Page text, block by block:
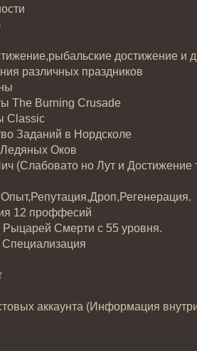
достижение и
различных праздников
The Burning Crusade
Classic
Заданий в Нордсколе
Оков
(Слабовато но Лут и Достижение
12 проффесий
Рыцарей Смерти с 55 уровня.
аккаунта (Информация